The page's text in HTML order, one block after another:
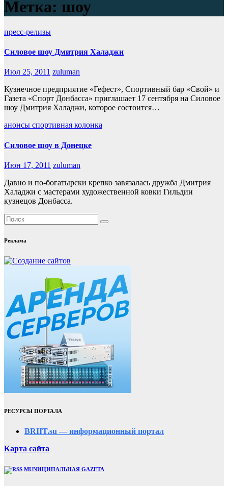
Метка: шоу
пресс-релизы
Силовое шоу Дмитрия Халаджи
Июл 25, 2011 zuluman
Кузнечное предприятие «Гефест», Спортивный бар «Свой» и
Газета «Спорт Донбасса» приглашает 17 сентября на Силовое
шоу Дмитрия Халаджи, которое состоится…
анонсы спортивная колонка
Силовое шоу в Донецке
Июн 17, 2011 zuluman
Давно и по-богатырски крепко завязалась дружба Дмитрия
Халаджи с мастерами художественной ковки Гильдии
кузнецов Донбасса.
Реклама
РЕСУРСЫ ПОРТАЛА
BRIIT.su — информационный портал
Карта сайта
MUNИЦИПАЛЬНАЯ GAZЕТА